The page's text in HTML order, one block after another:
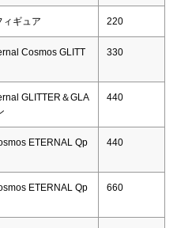
ィギュア 220
Cosmos GLITT
330
GLITTER＆GLA
440
ETERNAL Qp
440
ETERNAL Qp
660